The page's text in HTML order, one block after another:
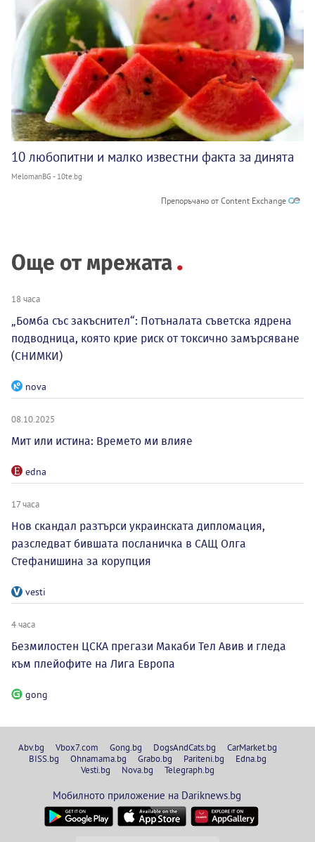
10 любопитни и малко известни факта за динята
MelomanBG - 10te.bg
Препоръчано от Content Exchange
Още от мрежата
18 часа
„Бомба със закъснител“: Потъналата съветска ядрена
подводница, която крие риск от токсично замърсяване
(СНИМКИ)
nova
08.10.2025
Мит или истина: Времето ми влияе
edna
17 часа
Нов скандал разтърси украинската дипломация,
разследват бившата посланичка в САЩ Олга
Стефанишина за корупция
vesti
4 часа
Безмилостен ЦСКА прегази Макаби Тел Авив и гледа
към плейофите на Лига Европа
gong
Abv.bg Vbox7.com Gong.bg DogsAndCats.bg
CarMarket.bg
BISS.bg
Ohnamama.bg Grabo.bg Pariteni.bg
Edna.bg
Vesti.bg
Nova.bg Telegraph.bg
Мобилното приложение на Dariknews.bg